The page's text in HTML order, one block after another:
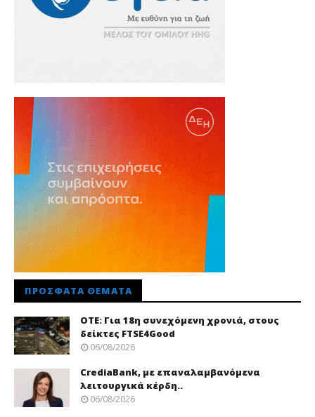
ΠΡΌΣΦΑΤΑ ΘΈΜΑΤΑ
ΟΤΕ: Για 18η συνεχόμενη χρονιά, στους
δείκτες FTSE4Good
06/08/2026
CrediaBank, με επαναλαμβανόμενα
λειτουργικά κέρδη..
06/08/2026